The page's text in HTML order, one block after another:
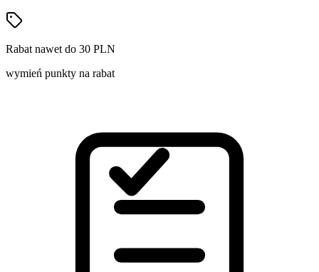
Rabat nawet do 30 PLN
wymień punkty na rabat